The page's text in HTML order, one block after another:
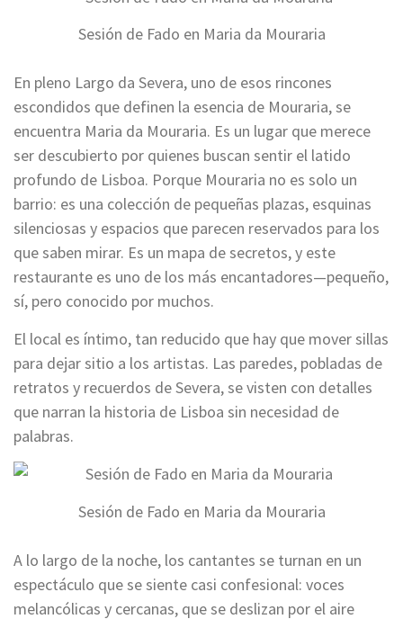
Sesión de Fado en Maria da Mouraria
En pleno Largo da Severa, uno de esos rincones
escondidos que definen la esencia de Mouraria, se
encuentra Maria da Mouraria. Es un lugar que merece
ser descubierto por quienes buscan sentir el latido
profundo de Lisboa. Porque Mouraria no es solo un
barrio: es una colección de pequeñas plazas, esquinas
silenciosas y espacios que parecen reservados para los
que saben mirar. Es un mapa de secretos, y este
restaurante es uno de los más encantadores—pequeño,
sí, pero conocido por muchos.
El local es íntimo, tan reducido que hay que mover sillas
para dejar sitio a los artistas. Las paredes, pobladas de
retratos y recuerdos de Severa, se visten con detalles
que narran la historia de Lisboa sin necesidad de
palabras.
Sesión de Fado en Maria da Mouraria
A lo largo de la noche, los cantantes se turnan en un
espectáculo que se siente casi confesional: voces
melancólicas y cercanas, que se deslizan por el aire